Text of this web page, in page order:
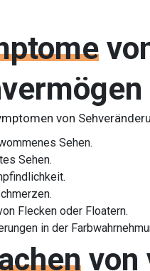
von
Sehen.
Sehen.
Flecken oder Floatern.
in der
von